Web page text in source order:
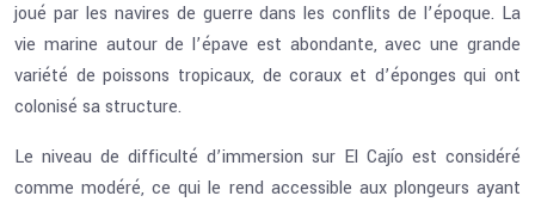
joué par les navires de guerre dans les conflits de l’époque. La
vie marine autour de l’épave est abondante, avec une grande
variété de poissons tropicaux, de coraux et d’éponges qui ont
colonisé sa structure.
Le niveau de difficulté d’immersion sur El Cajío est considéré
comme modéré, ce qui le rend accessible aux plongeurs ayant